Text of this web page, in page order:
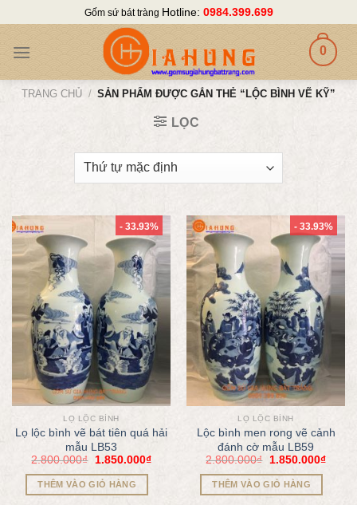
content
Gốm sứ bát tràng Hotline: 0984.399.699
0
TRANG CHỦ / SẢN PHẨM ĐƯỢC GẮN THẺ “LỘC BÌNH VẼ KỸ”
LỌC
- 33.93%
LỌ LỘC BÌNH
Lọ lộc bình vẽ bát tiên quá hải
mẫu LB53
2.800.000₫ 1.850.000₫
THÊM VÀO GIỎ HÀNG
- 33.93%
LỌ LỘC BÌNH
Lộc bình men rong vẽ cảnh
đánh cờ mẫu LB59
2.800.000₫ 1.850.000₫
THÊM VÀO GIỎ HÀNG